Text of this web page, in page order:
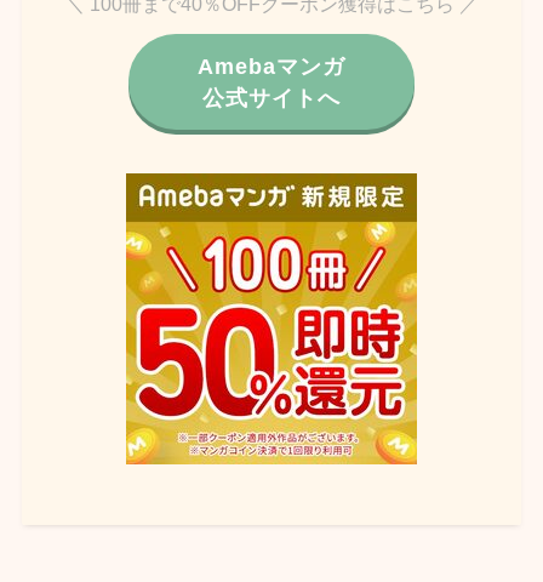
Amebaマンガ
公式サイトへ